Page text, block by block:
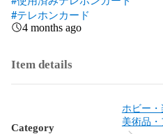
#テレホンカード
4 months ago
Item details
Category
ホビー・
美術品